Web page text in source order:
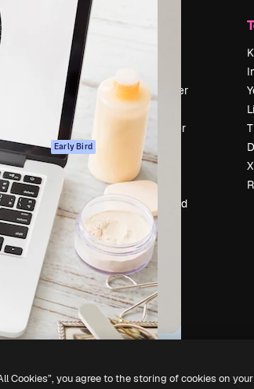
Dokumentasjon
Vilkår for bruk
Personvernerklæring
Originaler Early Bird
Retningslinjer for
informasjonskapsler
Tillitssenter
Affiliates
For bedrifter
Anmeldelser
Søketrender
Blogg
Hendelser
Slidesgo
Selg innhold
Presserom
Leter etter
magnific.ai
X
Cookies”, you agree to the storing of cookies on